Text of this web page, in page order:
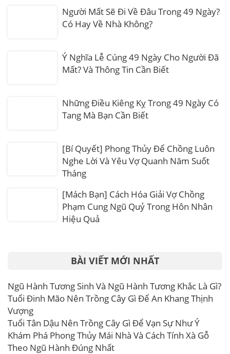
Người Mất Sẽ Đi Về Đâu Trong 49 Ngày?
Có Hay Về Nhà Không?
Ý Nghĩa Lễ Cúng 49 Ngày Cho Người Đã
Mất? Và Thông Tin Cần Biết
Những Điều Kiêng Kỵ Trong 49 Ngày Có
Tang Mà Bạn Cần Biết
[Bí Quyết] Phong Thủy Để Chồng Luôn
Nghe Lời Và Yêu Vợ Quanh Năm Suốt
Tháng
[Mách Bạn] Cách Hóa Giải Vợ Chồng
Phạm Cung Ngũ Quỷ Trong Hôn Nhân
Hiệu Quả
BÀI VIẾT MỚI NHẤT
Ngũ Hành Tương Sinh Và Ngũ Hành Tương Khắc Là Gì?
Tuổi Đinh Mão Nên Trồng Cây Gì Để An Khang Thịnh
Vượng
Tuổi Tân Dậu Nên Trồng Cây Gì Để Vạn Sự Như Ý
Khám Phá Phong Thủy Mái Nhà Và Cách Tính Xà Gỗ
Theo Ngũ Hành Đúng Nhất